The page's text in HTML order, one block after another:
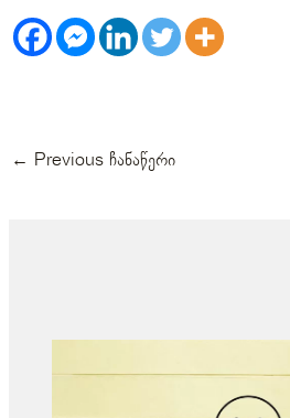
← Previous ჩანაწერი